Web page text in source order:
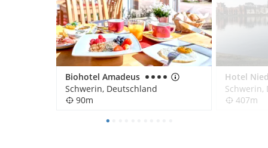
Biohotel Amadeus
Schwerin, Deutschland
90m
Schwerin,
407m